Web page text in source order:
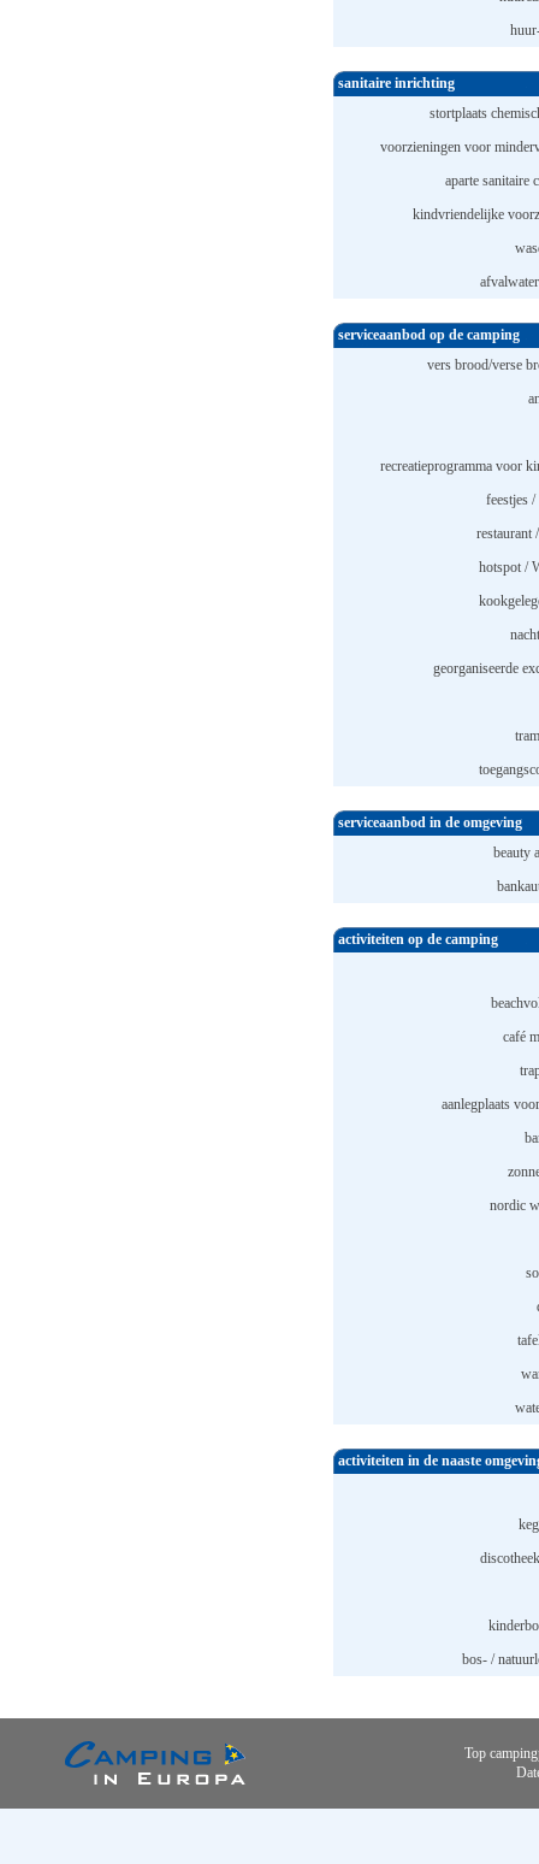
sanitaire inrichting
stortplaats
voorzieningen voor
aparte sanitaire
kindvriendelijke
serviceaanbod op de camping
vers brood/verse
recreatieprogramma voor
feestjes
restaurant
hotspot /
georganiseerde
serviceaanbod in de omgeving
beauty
activiteiten op de camping
café
aanlegplaats
nordic
activiteiten in de naaste
bos- /
Top